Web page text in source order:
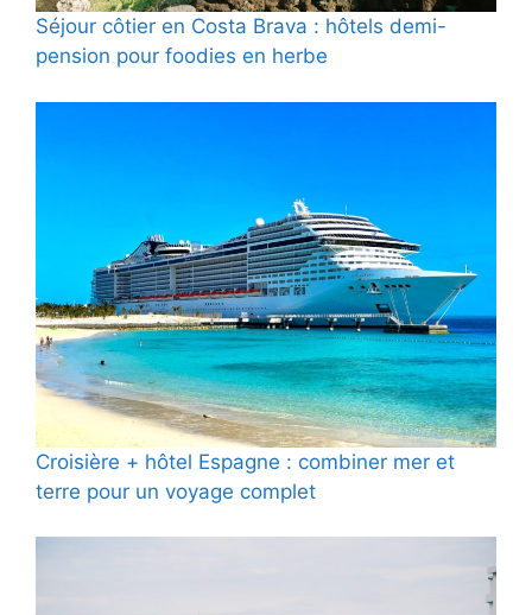
Séjour côtier en Costa Brava : hôtels demi-
pension pour foodies en herbe
Croisière + hôtel Espagne : combiner mer et
terre pour un voyage complet